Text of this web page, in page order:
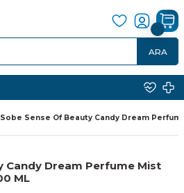
ARA
Sobe Sense Of Beauty Candy Dream
Candy Dream Perfume Mist
ML